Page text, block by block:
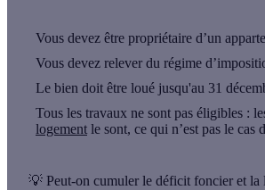
Vous devez être propriétaire d’un
Vous devez relever du régime
Le bien doit être loué jusqu'au 31
Tous les travaux ne sont pas éligibles :
logement le sont, ce qui n’est pas le cas
💡 Peut-on cumuler le déficit foncier et la